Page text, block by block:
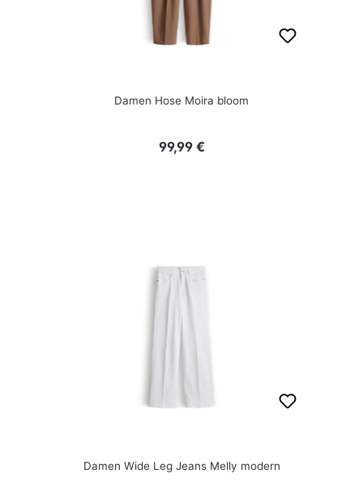
Damen Hose Moira bloom
Regulärer Preis:
99,99 €
Damen Wide Leg Jeans Melly modern